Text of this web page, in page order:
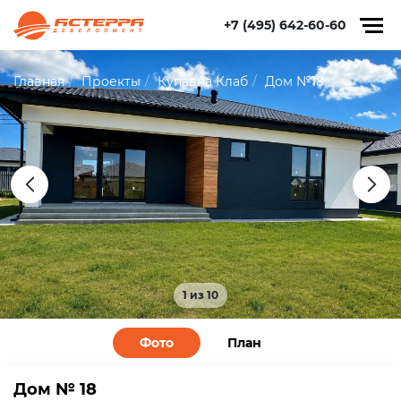
+7 (495) 642-60-60
Главная Проекты Купавна Клаб Дом №18
1 из 10
Фото План
Дом № 18